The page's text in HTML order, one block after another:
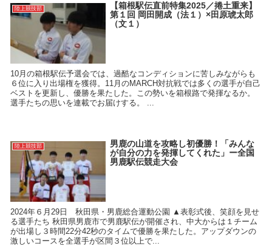
陸上競技部
【箱根駅伝直前特集2025／捲土重来】
第１回 岡田開成（法１）×田原琥太郎
（文１）
10月の箱根駅伝予選会では、過酷なコンディションに苦しみながらも
６位に入り出場権を獲得。11月のMARCH対抗戦では多くの選手が自己
ベストを更新し、優勝を果たした。この勢いを箱根路で発揮なるか。
選手たちの思いを連載でお届けする。 ...
陸上競技部
男鹿の山道を攻略し初優勝！「みんな
が自分の力を発揮してくれた」ー全国
男鹿駅伝競走大会
2024年６月29日 秋田県・男鹿総合運動公園 ▲表彰式後、笑顔を見せ
る選手たち 秋田県男鹿市で男鹿駅伝が開催され、中大からは１チーム
が出場し３時間22分42秒のタイムで優勝を果たした。アップダウンの
激しいコースを全選手が区間３位以上で...